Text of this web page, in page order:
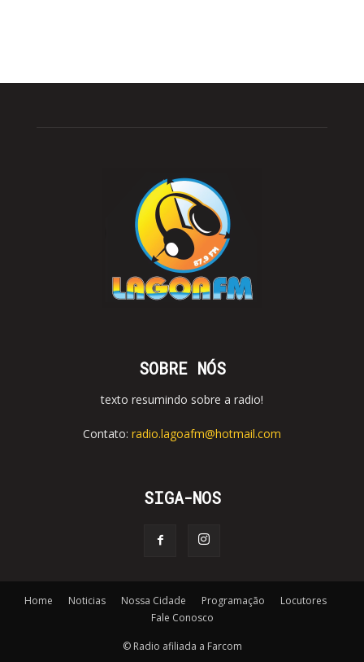
SOBRE NÓS
texto resumindo sobre a radio!
Contato: radio.lagoafm@hotmail.com
SIGA-NOS
Home Noticias Nossa Cidade Programação
Locutores
Fale Conosco
© Radio afiliada a Farcom